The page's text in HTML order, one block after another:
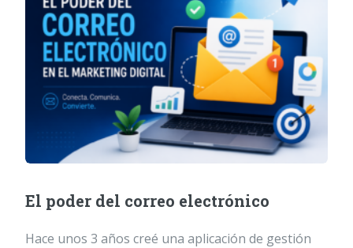
El poder del correo electrónico
Hace unos 3 años creé una aplicación de gestión